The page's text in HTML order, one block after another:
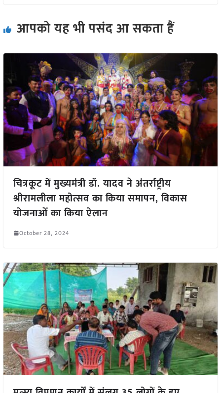
आपको यह भी पसंद आ सकता हैं
चित्रकूट में मुख्यमंत्री डॉ. यादव ने अंतर्राष्ट्रीय
श्रीरामलीला महोत्सव का किया समापन, विकास
योजनाओं का किया ऐलान
October 28, 2024